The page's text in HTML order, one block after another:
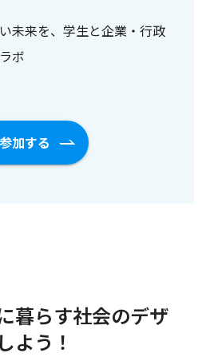
未来を、学生と企業・行政
ボ
参加する
暮らす社会のデザ
よう！